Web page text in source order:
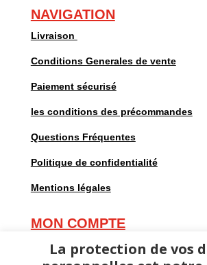
NAVIGATION
Livraison
Conditions Generales de vente
Paiement sécurisé
les conditions des précommandes
Questions Fréquentes
Politique de confidentialité
Mentions légales
MON COMPTE
Mes commandes
La protection de vos